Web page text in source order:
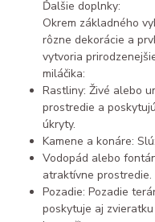
Ďalšie doplnky:
Okrem základného
rôzne dekorácie a
vytvoria
miláčika:
Rastliny: Živé alebo
prostredie a poskytujú
úkryty.
Kamene a konáre:
Vodopád alebo
atraktívne prostredie.
Pozadie: Pozadie
poskytuje aj